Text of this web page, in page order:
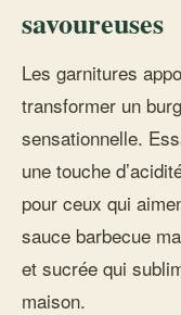
savoureuses
Les garnitures
transformer un
sensationnelle.
une touche
pour ceux qui
sauce barbecue
et sucrée qui
maison.